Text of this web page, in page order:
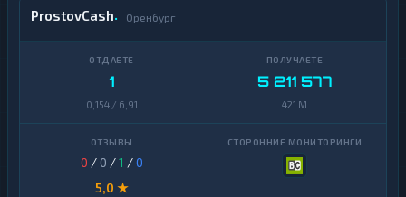
ProstovCash Оренбург
1
0,154 / 6,91
5 211 577
421 M
0 / 0 /1 /0
5,0 ★